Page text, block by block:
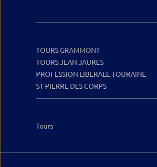
TOURS GRAMMONT
TOURS JEAN JAURES
PROFESSION LIBERALE TOURAINE
ST PIERRE DES CORPS
Tours